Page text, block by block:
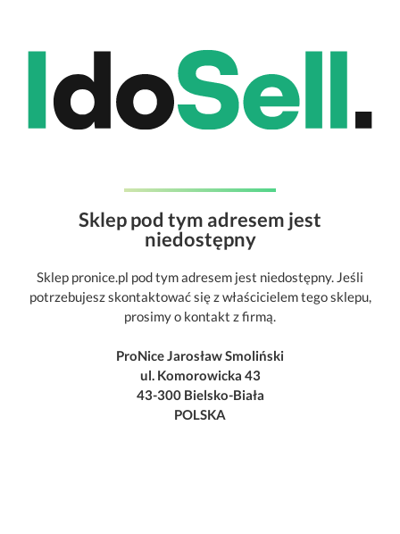
Sklep pod tym adresem jest
niedostępny
Sklep pronice.pl pod tym adresem jest niedostępny. Jeśli
potrzebujesz skontaktować się z właścicielem tego sklepu,
prosimy o kontakt z firmą.
ProNice Jarosław Smoliński
ul. Komorowicka 43
43-300 Bielsko-Biała
POLSKA